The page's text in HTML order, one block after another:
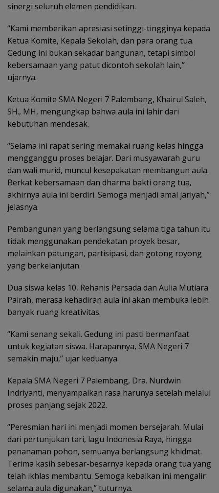
sinergi seluruh elemen pendidikan.
“Kami memberikan apresiasi setinggi-tingginya kepada
Ketua Komite, Kepala Sekolah, dan para orang tua.
Gedung ini bukan sekadar bangunan, tetapi simbol
kebersamaan yang patut dicontoh sekolah lain,”
ujarnya.
Ketua Komite SMA Negeri 7 Palembang, Khairul Saleh,
SH., MH, mengungkap bahwa aula ini lahir dari
kebutuhan mendesak.
“Selama ini rapat sering memakai ruang kelas hingga
mengganggu proses belajar. Dari musyawarah guru
dan wali murid, muncul kesepakatan membangun aula.
Berkat kebersamaan dan dharma bakti orang tua,
akhirnya aula ini berdiri. Semoga menjadi amal jariyah,”
jelasnya.
Pembangunan yang berlangsung selama tiga tahun itu
tidak menggunakan pendekatan proyek besar,
melainkan patungan, partisipasi, dan gotong royong
yang berkelanjutan.
Dua siswa kelas 10, Rehanis Persada dan Aulia Mutiara
Pairah, merasa kehadiran aula ini akan membuka lebih
banyak ruang kreativitas.
“Kami senang sekali. Gedung ini pasti bermanfaat
untuk kegiatan siswa. Harapannya, SMA Negeri 7
semakin maju,” ujar keduanya.
Kepala SMA Negeri 7 Palembang, Dra. Nurdwin
Indriyanti, menyampaikan rasa harunya setelah melalui
proses panjang sejak 2022.
“Peresmian hari ini menjadi momen bersejarah. Mulai
dari pertunjukan tari, lagu Indonesia Raya, hingga
penanaman pohon, semuanya berlangsung khidmat.
Terima kasih sebesar-besarnya kepada orang tua yang
telah ikhlas membantu. Semoga kebaikan ini mengalir
selama aula digunakan,” tuturnya.